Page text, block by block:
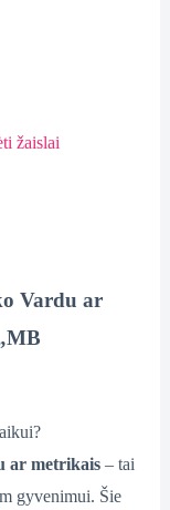
žaislai
Vardu ar
ar metrikais– tai
gyvenimui. Šie